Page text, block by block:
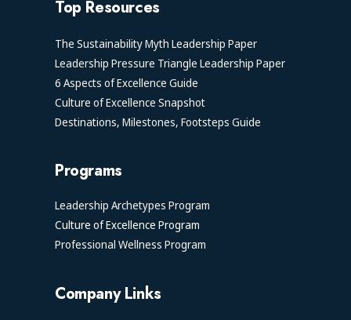
Top Resources
The Sustainability Myth Leadership Paper
Leadership Pressure Triangle Leadership Paper
6 Aspects of Excellence Guide
Culture of Excellence Snapshot
Destinations, Milestones, Footsteps Guide
Programs
Leadership Archetypes Program
Culture of Excellence Program
Professional Wellness Program
Company Links